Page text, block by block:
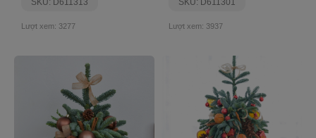
SKU: D611313
Lượt xem: 3277
SKU: D611301
Lượt xem: 3937